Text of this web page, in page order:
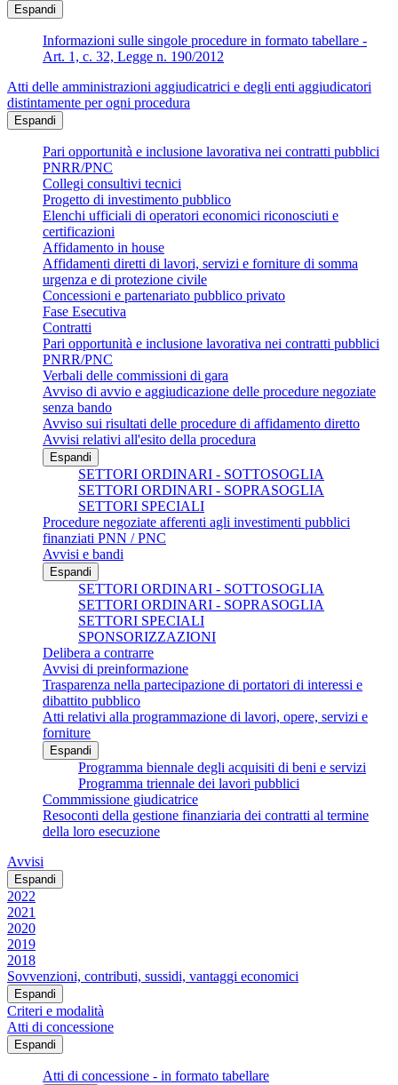
Espandi
Informazioni sulle singole procedure in formato tabellare -
Art. 1, c. 32, Legge n. 190/2012
Atti delle amministrazioni aggiudicatrici e degli enti aggiudicatori
distintamente per ogni procedura
Espandi
Pari opportunità e inclusione lavorativa nei contratti pubblici
PNRR/PNC
Collegi consultivi tecnici
Progetto di investimento pubblico
Elenchi ufficiali di operatori economici riconosciuti e
certificazioni
Affidamento in house
Affidamenti diretti di lavori, servizi e forniture di somma
urgenza e di protezione civile
Concessioni e partenariato pubblico privato
Fase Esecutiva
Contratti
Pari opportunità e inclusione lavorativa nei contratti pubblici
PNRR/PNC
Verbali delle commissioni di gara
Avviso di avvio e aggiudicazione delle procedure negoziate
senza bando
Avviso sui risultati delle procedure di affidamento diretto
Avvisi relativi all'esito della procedura
Espandi
SETTORI ORDINARI - SOTTOSOGLIA
SETTORI ORDINARI - SOPRASOGLIA
SETTORI SPECIALI
Procedure negoziate afferenti agli investimenti pubblici
finanziati PNN / PNC
Avvisi e bandi
Espandi
SETTORI ORDINARI - SOTTOSOGLIA
SETTORI ORDINARI - SOPRASOGLIA
SETTORI SPECIALI
SPONSORIZZAZIONI
Delibera a contrarre
Avvisi di preinformazione
Trasparenza nella partecipazione di portatori di interessi e
dibattito pubblico
Atti relativi alla programmazione di lavori, opere, servizi e
forniture
Espandi
Programma biennale degli acquisiti di beni e servizi
Programma triennale dei lavori pubblici
Commmissione giudicatrice
Resoconti della gestione finanziaria dei contratti al termine
della loro esecuzione
Avvisi
Espandi
2022
2021
2020
2019
2018
Sovvenzioni, contributi, sussidi, vantaggi economici
Espandi
Criteri e modalità
Atti di concessione
Espandi
Atti di concessione - in formato tabellare